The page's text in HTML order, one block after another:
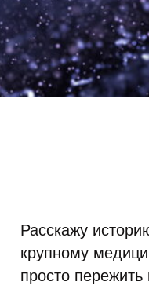
Расскажу
крупному
просто